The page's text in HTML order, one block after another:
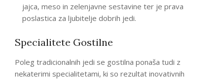
jajca, meso in zelenjavne sestavine ter je prava
poslastica za ljubitelje dobrih jedi.
Specialitete Gostilne
Poleg tradicionalnih jedi se gostilna ponaša tudi z
nekaterimi specialitetami, ki so rezultat inovativnih